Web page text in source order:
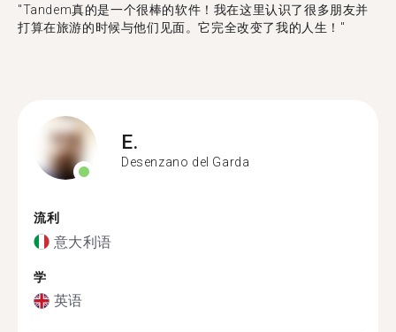
"Tandem真的是一个很棒的软件！我在这里认识了很多朋友并
打算在旅游的时候与他们见面。它完全改变了我的人生！"
E.
Desenzano del Garda
流利
意大利语
学
英语